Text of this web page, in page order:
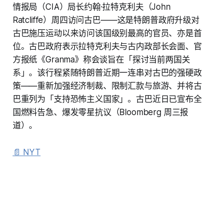
情报局（CIA）局长约翰·拉特克利夫（John
Ratcliffe）周四访问古巴——这是特朗普政府升级对
古巴施压运动以来访问该国级别最高的官员、亦是首
位。古巴政府表示拉特克利夫与古内政部长会面、官
方报纸《Granma》称会谈旨在「探讨当前两国关
系」。该行程紧随特朗普近期一连串对古巴的强硬政
策——重新加强经济制裁、限制汇款与旅游、并将古
巴重列为「支持恐怖主义国家」。古巴近日已宣布全
国燃料告急、爆发零星抗议（Bloomberg 周三报
道）。
📄 NYT